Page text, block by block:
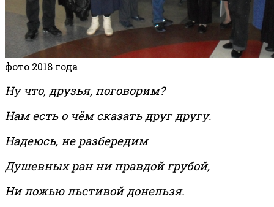
фото 2018 года
Ну что, друзья, поговорим?
Нам есть о чём сказать друг другу.
Надеюсь, не разбередим
Душевных ран ни правдой грубой,
Ни ложью льстивой донельзя.